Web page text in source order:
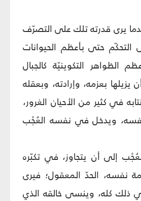
يرى قدرته تلك على التصرّف
حتى بأعظم الحيوانات
الظواهر التكوينيّة كالجبال
بعزمه، وإرادته، وبعقله
في كثير من الأحيان الغرور،
ويدخل في نفسه العُجْب
إلى أن يتجاوز، في تكبّره
نفسه، الحدّ المعقول؛ فيرى
ذلك كله، وينسى خالقه الذي